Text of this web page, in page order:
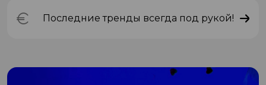
Последние тренды всегда под рукой!